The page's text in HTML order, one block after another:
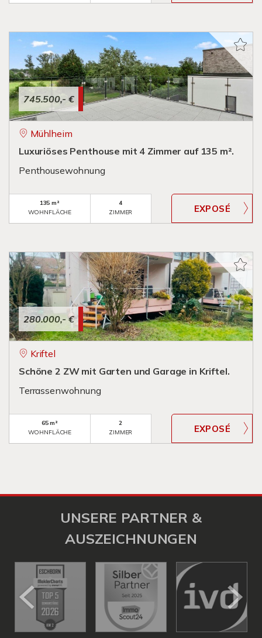
745.500,- €
Mühlheim
Luxuriöses Penthouse mit 4 Zimmer auf 135 m².
Penthousewohnung
135 m²
WOHNFLÄCHE
4
ZIMMER
280.000,- €
Kriftel
Schöne 2 ZW mit Garten und Garage in Kriftel.
Terrassenwohnung
65 m²
WOHNFLÄCHE
2
ZIMMER
UNSERE PARTNER &
AUSZEICHNUNGEN